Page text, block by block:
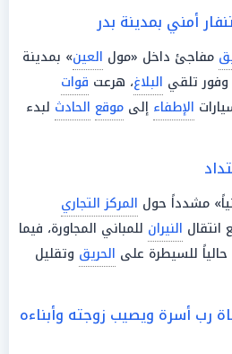
أمني بمدينة بدر
مفاجئ داخل «مول العين» بمدينة
وفور تلقي البلاغ، هرعت قوات
الإطفاء إلى موقع الحادث لبدء
مشدداً حول المركز التجاري
انتقال النيران للمباني المجاورة، فيما
للسيطرة على الحريق وتقليل
رب أسرة ويصيب زوجته وأبناءه